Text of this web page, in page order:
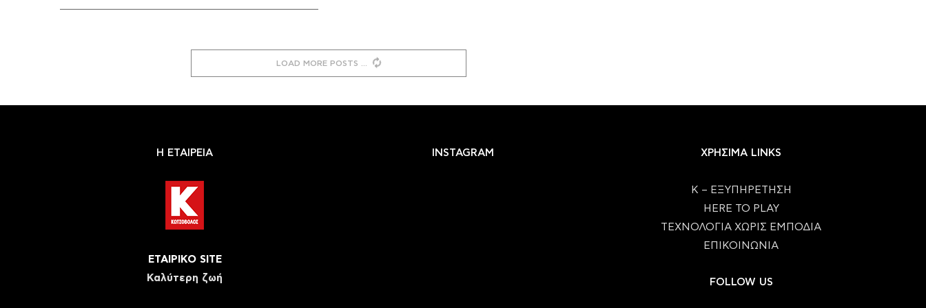
LOAD MORE POSTS
Η ΕΤΑΙΡΕΙΑ
ΕΤΑΙΡΙΚΟ SITE
Καλύτερη ζωή
INSTAGRAM ΧΡΗΣΙΜΑ LINKS
Κ – ΕΞΥΠΗΡΕΤΗΣΗ
HERE TO PLAY
ΤΕΧΝΟΛΟΓΙΑ ΧΩΡΙΣ ΕΜΠΟΔΙΑ
ΕΠΙΚΟΙΝΩΝΙΑ
FOLLOW US